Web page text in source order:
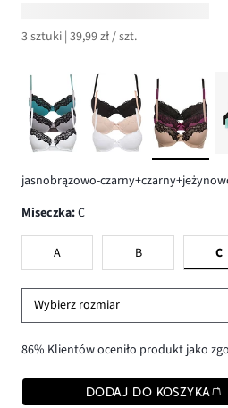
3 sztuki | 39,99 zł / szt.
jasnobrązowo-
Miseczka:C
A B C
Wybierz rozmiar
86% Klientów oceniło produkt jako
DODAJ DO KOSZYKA